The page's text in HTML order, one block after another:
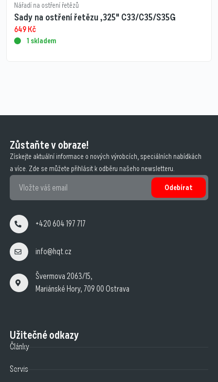
Nářadí na ostření řetězů
Sady na ostření řetězu ,325" C33/C35/S35G
649Kč
1 skladem
Zůstaňte v obraze!
Získejte aktuální informace o nových výrobcích, speciálních nabídkách
a více. Zde se můžete přihlásit k odběru našeho newsletteru.
Odebírat
+420 604 197 717
info@hqt.cz
Švermova 2063/15,
Mariánské Hory, 709 00 Ostrava
Užitečné odkazy
Články
Servis